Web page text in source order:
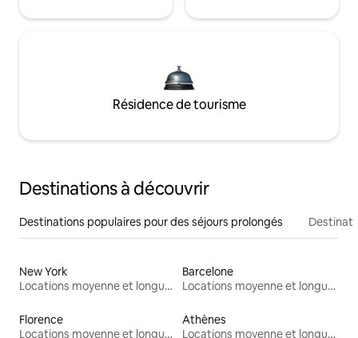
Résidence de tourisme
Destinations à découvrir
Destinations populaires pour des séjours prolongés
New York
Locations moyenne et longue durée
Barcelone
Locations moyenne et longue durée
Florence
Locations moyenne et longue durée
Athènes
Locations moyenne et longue durée